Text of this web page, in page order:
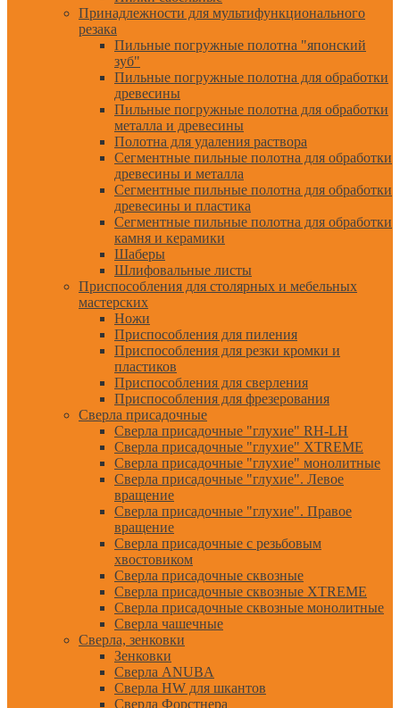
Принадлежности для мультифункционального
резака
Пильные погружные полотна "японский
зуб"
Пильные погружные полотна для обработки
древесины
Пильные погружные полотна для обработки
металла и древесины
Полотна для удаления раствора
Сегментные пильные полотна для обработки
древесины и металла
Сегментные пильные полотна для обработки
древесины и пластика
Сегментные пильные полотна для обработки
камня и керамики
Шаберы
Шлифовальные листы
Приспособления для столярных и мебельных
мастерских
Ножи
Приспособления для пиления
Приспособления для резки кромки и
пластиков
Приспособления для сверления
Приспособления для фрезерования
Сверла присадочные
Сверла присадочные "глухие" RH-LH
Сверла присадочные "глухие" XTREME
Сверла присадочные "глухие" монолитные
Сверла присадочные "глухие". Левое
вращение
Сверла присадочные "глухие". Правое
вращение
Сверла присадочные с резьбовым
хвостовиком
Сверла присадочные сквозные
Сверла присадочные сквозные XTREME
Сверла присадочные сквозные монолитные
Сверла чашечные
Сверла, зенковки
Зенковки
Сверла ANUBA
Сверла HW для шкантов
Сверла Форстнера